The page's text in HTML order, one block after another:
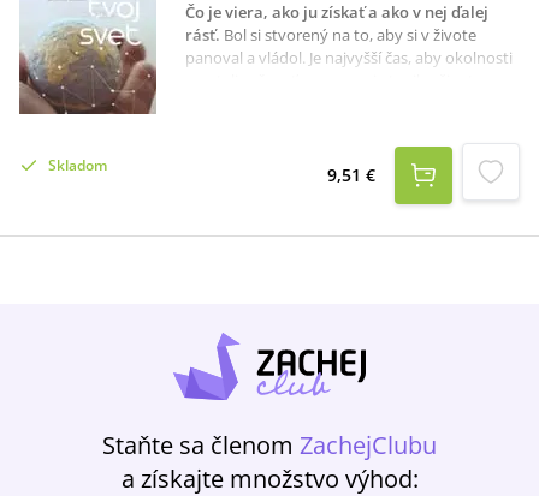
Čo je viera, ako ju získať a ako v nej ďalej
rásť. Bol si stvorený na to, aby si v živote
panoval a vládol. Je najvyšší čas, aby okolnosti
právoplatnú pozíciu v Kristovi a začni víťaziť
nad chorobou, chudobou, mentálnymi
problémami a depresiou. Sprievodcom na
Lester Sumrall, jeden z Božích mužov 20.
svojej služby. Neváhaj objaviť či obnoviť svoju
vieru a nauč sa v nej rásť!
Skladom 9,51 €
Staňte sa členom ZachejClubu
a získajte množstvo výhod: